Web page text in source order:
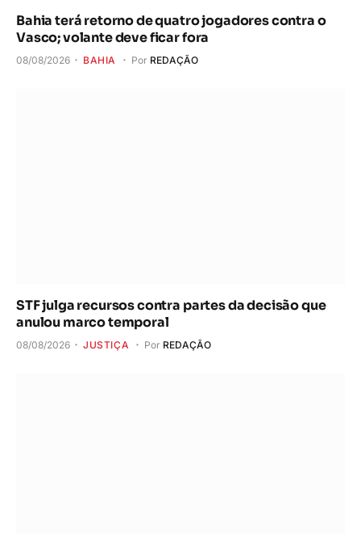
Bahia terá retorno de quatro jogadores contra o
Vasco; volante deve ficar fora
08/08/2026 BAHIA Por REDAÇÃO
STF julga recursos contra partes da decisão que
anulou marco temporal
08/08/2026 JUSTIÇA Por REDAÇÃO